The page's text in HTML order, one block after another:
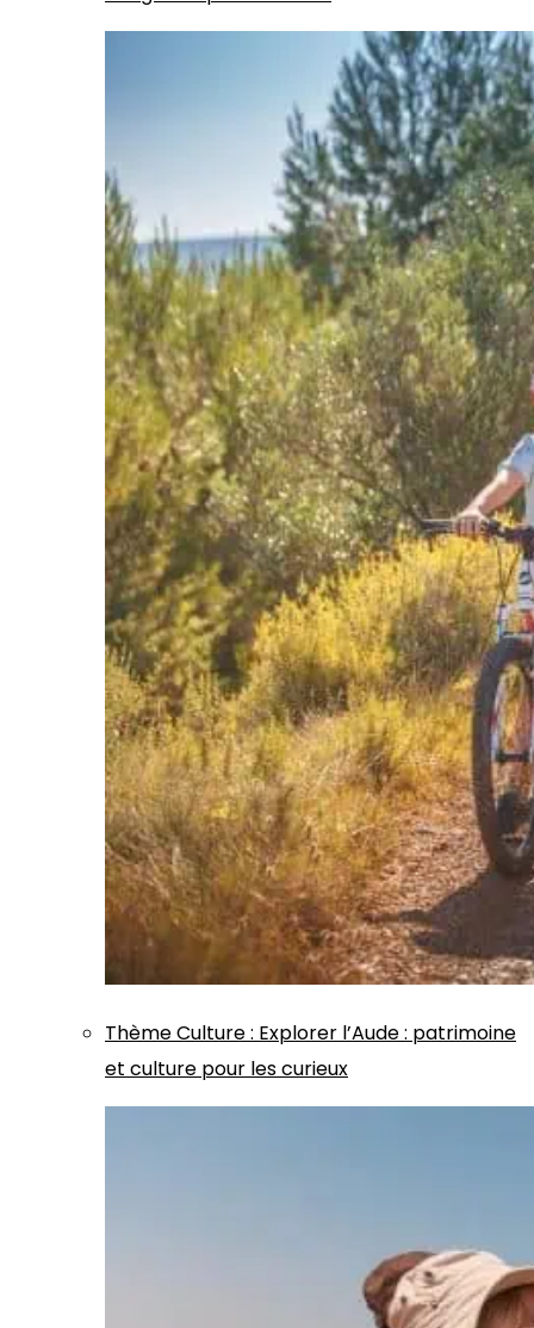
ThèmeCulture: Explorer l’Aude : patrimoine
et culture pour les curieux